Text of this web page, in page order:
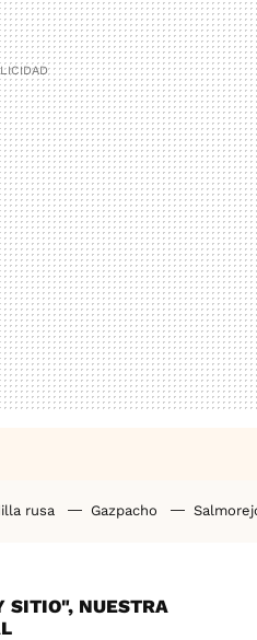
rusa Gazpacho
SITIO", NUESTRA